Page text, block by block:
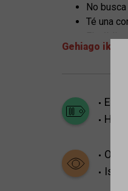
No
Té una
El
Gehiago ikusi
Oso